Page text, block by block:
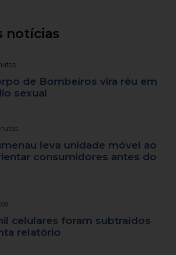
notícias
de Bombeiros vira réu em
sexual
leva unidade móvel ao
consumidores antes do
celulares foram subtraídos
relatório